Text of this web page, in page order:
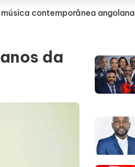
contemporânea angolana
da